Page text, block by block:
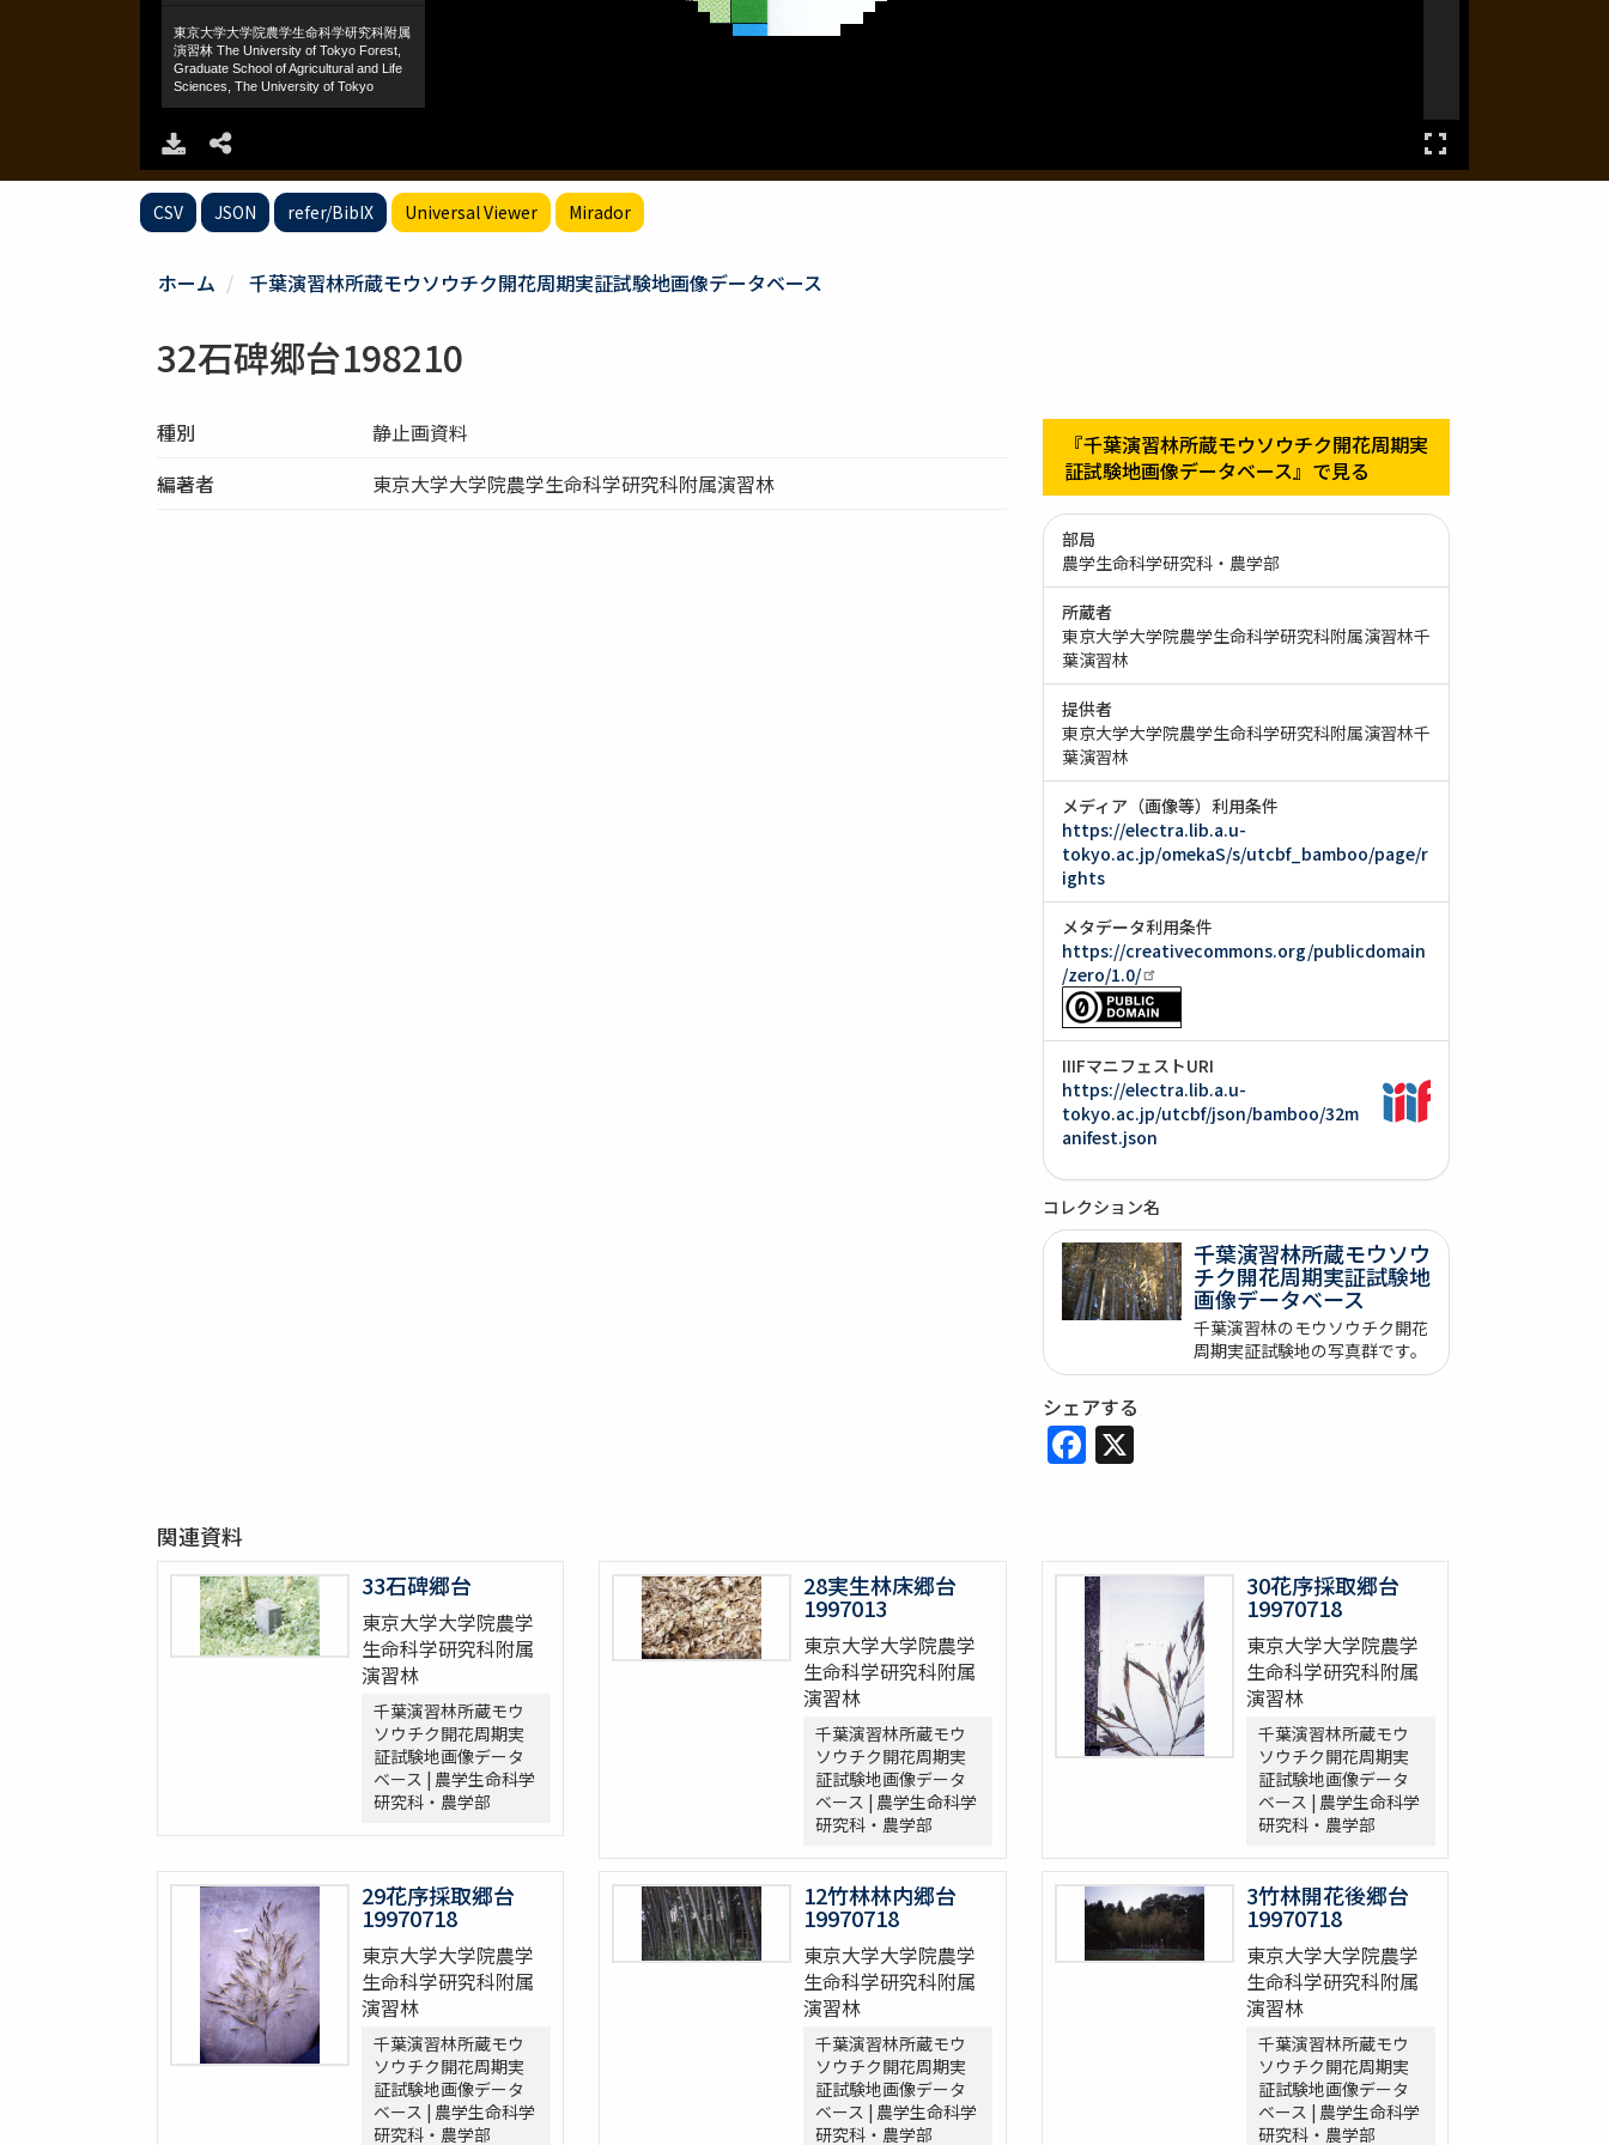
CSV JSON refer/BibIX Universal Viewer Mirador
ホーム 千葉演習林所蔵モウソウチク開花周期実証試験地画像データベース
32石碑郷台198210
種別
静止画資料
編著者
東京大学大学院農学生命科学研究科附属演習林
『千葉演習林所蔵モウソウチク開花周期実
証試験地画像データベース』で見る
部局
農学生命科学研究科・農学部
所蔵者
東京大学大学院農学生命科学研究科附属演習林千
葉演習林
提供者
東京大学大学院農学生命科学研究科附属演習林千
葉演習林
メディア（画像等）利用条件
https://electra.lib.a.u-
tokyo.ac.jp/omekaS/s/utcbf_bamboo/page/r
ights
メタデータ利用条件
https://creativecommons.org/publicdomain
/zero/1.0/
IIIFマニフェストURI
https://electra.lib.a.u-
tokyo.ac.jp/utcbf/json/bamboo/32m
anifest.json
コレクション名
千葉演習林所蔵モウソウ
チク開花周期実証試験地
画像データベース
千葉演習林のモウソウチク開花
周期実証試験地の写真群です。
シェアする
Facebook
X
関連資料
33石碑郷台
東京大学大学院農学
生命科学研究科附属
演習林
千葉演習林所蔵モウ
ソウチク開花周期実
証試験地画像データ
ベース | 農学生命科学
研究科・農学部
28実生林床郷台
1997013
東京大学大学院農学
生命科学研究科附属
演習林
千葉演習林所蔵モウ
ソウチク開花周期実
証試験地画像データ
ベース | 農学生命科学
研究科・農学部
30花序採取郷台
19970718
東京大学大学院農学
生命科学研究科附属
演習林
千葉演習林所蔵モウ
ソウチク開花周期実
証試験地画像データ
ベース | 農学生命科学
研究科・農学部
29花序採取郷台
19970718
東京大学大学院農学
生命科学研究科附属
演習林
千葉演習林所蔵モウ
ソウチク開花周期実
証試験地画像データ
ベース | 農学生命科学
研究科・農学部
12竹林林内郷台
19970718
東京大学大学院農学
生命科学研究科附属
演習林
千葉演習林所蔵モウ
ソウチク開花周期実
証試験地画像データ
ベース | 農学生命科学
研究科・農学部
3竹林開花後郷台
19970718
東京大学大学院農学
生命科学研究科附属
演習林
千葉演習林所蔵モウ
ソウチク開花周期実
証試験地画像データ
ベース | 農学生命科学
研究科・農学部